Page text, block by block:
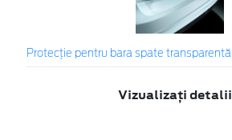
Protecţie pentru bara spate transparentă
Vizualizați detalii